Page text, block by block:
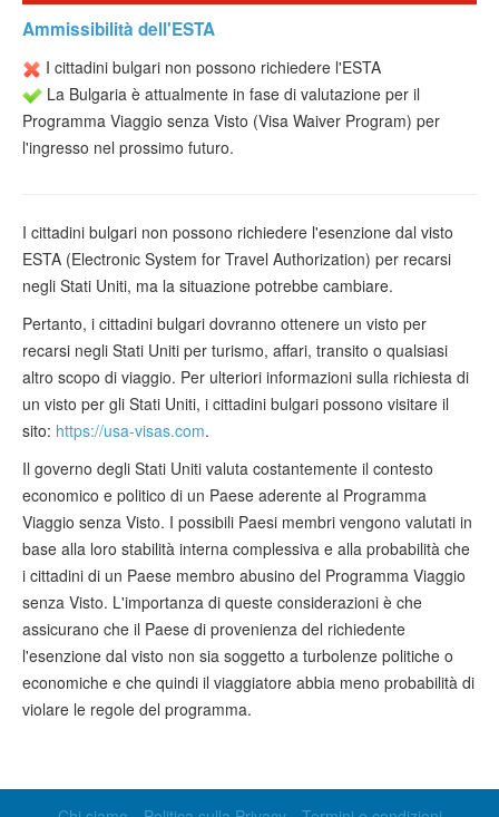
Ammissibilità dell'ESTA
I cittadini bulgari non possono richiedere l'ESTA
La Bulgaria è attualmente in fase di valutazione per il
Programma Viaggio senza Visto (Visa Waiver Program) per
l'ingresso nel prossimo futuro.
I cittadini bulgari non possono richiedere l'esenzione dal visto
ESTA (Electronic System for Travel Authorization) per recarsi
negli Stati Uniti, ma la situazione potrebbe cambiare.
Pertanto, i cittadini bulgari dovranno ottenere un visto per
recarsi negli Stati Uniti per turismo, affari, transito o qualsiasi
altro scopo di viaggio. Per ulteriori informazioni sulla richiesta di
un visto per gli Stati Uniti, i cittadini bulgari possono visitare il
sito: https://usa-visas.com.
Il governo degli Stati Uniti valuta costantemente il contesto
economico e politico di un Paese aderente al Programma
Viaggio senza Visto. I possibili Paesi membri vengono valutati in
base alla loro stabilità interna complessiva e alla probabilità che
i cittadini di un Paese membro abusino del Programma Viaggio
senza Visto. L'importanza di queste considerazioni è che
assicurano che il Paese di provenienza del richiedente
l'esenzione dal visto non sia soggetto a turbolenze politiche o
economiche e che quindi il viaggiatore abbia meno probabilità di
violare le regole del programma.